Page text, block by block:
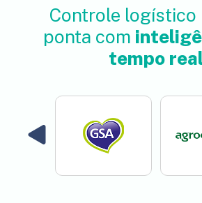
Controle logístico
ponta com
tempo